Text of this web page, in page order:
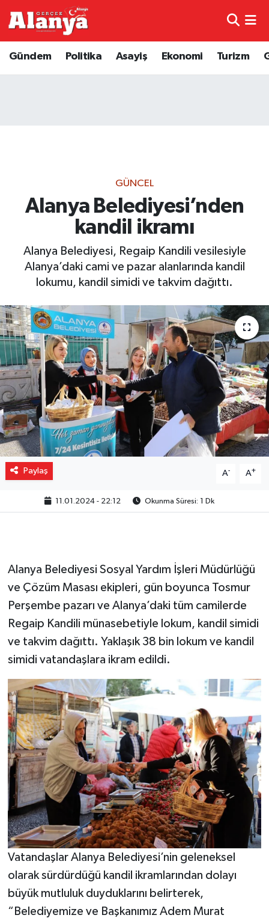
Gündem Politika Asayiş Ekonomi Turizm
GÜNCEL
Alanya Belediyesi’nden
kandil ikramı
Alanya Belediyesi, Regaip Kandili vesilesiyle
Alanya’daki cami ve pazar alanlarında kandil
lokumu, kandil simidi ve takvim dağıttı.
Paylaş A- A+
11.01.2024 - 22:12 Okunma Süresi: 1 Dk
Alanya Belediyesi Sosyal Yardım İşleri Müdürlüğü
ve Çözüm Masası ekipleri, gün boyunca Tosmur
Perşembe pazarı ve Alanya’daki tüm camilerde
Regaip Kandili münasebetiyle lokum, kandil simidi
ve takvim dağıttı. Yaklaşık 38 bin lokum ve kandil
simidi vatandaşlara ikram edildi.
Vatandaşlar Alanya Belediyesi’nin geleneksel
olarak sürdürdüğü kandil ikramlarından dolayı
büyük mutluluk duyduklarını belirterek,
“Belediyemize ve Başkanımız Adem Murat
Genel
Diğer
Ekonomi
Gizlilik İlkeleri - Privacy Policy
Güncel
Gündem
Politika
Spor
Turizm
Trafik Durumu
Haber Arşivi